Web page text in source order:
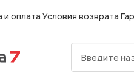
и оплата Условия возврата